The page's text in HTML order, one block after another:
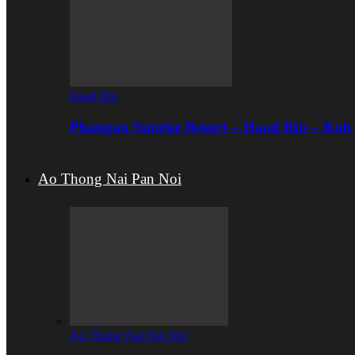
Haad Rin
Phangan Sunrise Resort – Haad Rin –
Ao Thong Nai Pan Noi
Ao Thong Nai Pan Noi